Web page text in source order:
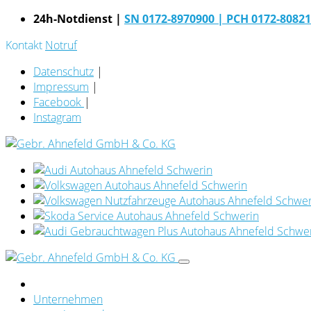
24h-Notdienst | SN 0172-8970900 | PCH 0172-
Kontakt Notruf
Datenschutz |
Impressum |
Facebook |
Instagram
Unternehmen